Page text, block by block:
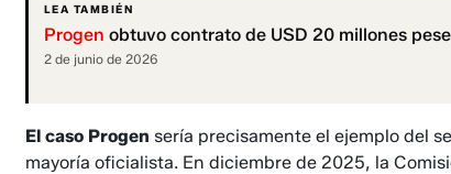
LEA TAMBIÉN
Progen obtuvo contrato de USD 20 millones
2 de junio de 2026
El caso Progen sería precisamente el ejemplo del
mayoría oficialista. En diciembre de 2025, la